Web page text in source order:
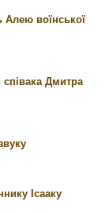
Алею воїнської
співака Дмитра
Ісааку